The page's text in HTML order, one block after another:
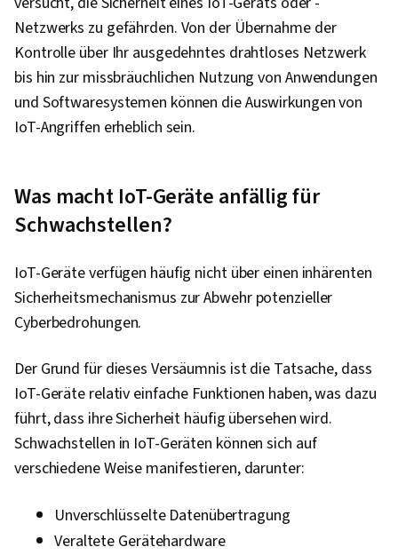
Netzwerks zu gefährden. Von der Übernahme der
Kontrolle über Ihr ausgedehntes drahtloses Netzwerk
bis hin zur missbräuchlichen Nutzung von Anwendungen
und Softwaresystemen können die Auswirkungen von
IoT-Angriffen erheblich sein.
Was macht IoT-Geräte anfällig für
Schwachstellen?
IoT-Geräte verfügen häufig nicht über einen inhärenten
Sicherheitsmechanismus zur Abwehr potenzieller
Cyberbedrohungen.
Der Grund für dieses Versäumnis ist die Tatsache, dass
IoT-Geräte relativ einfache Funktionen haben, was dazu
führt, dass ihre Sicherheit häufig übersehen wird.
Schwachstellen in IoT-Geräten können sich auf
verschiedene Weise manifestieren, darunter:
Unverschlüsselte Datenübertragung
Veraltete Gerätehardware